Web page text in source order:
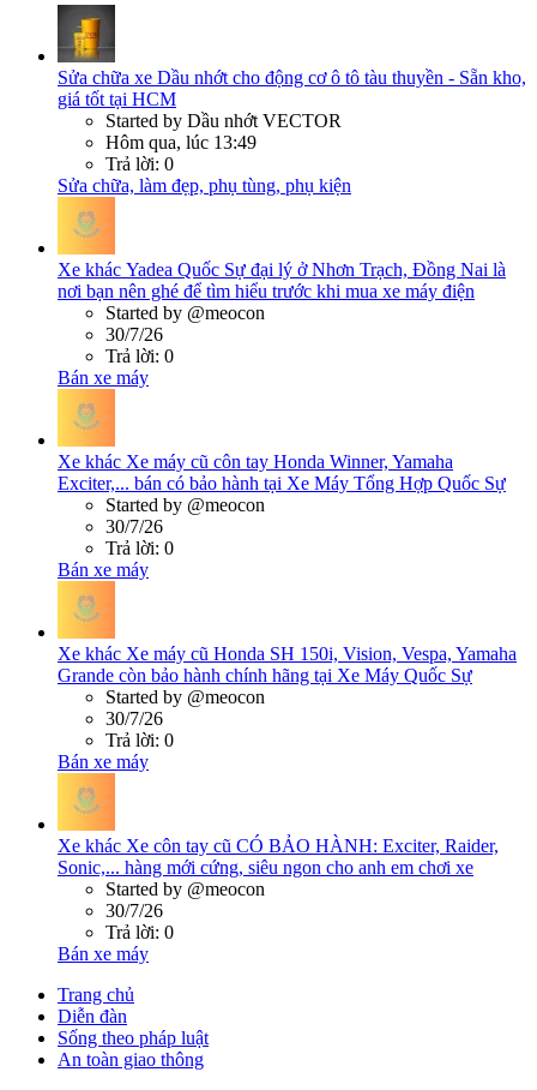
Sửa chữa xe Dầu nhớt cho động cơ ô tô tàu thuyền - Sẵn kho,
giá tốt tại HCM
Started by Dầu nhớt VECTOR
Hôm qua, lúc 13:49
Trả lời: 0
Sửa chữa, làm đẹp, phụ tùng, phụ kiện
Xe khác Yadea Quốc Sự đại lý ở Nhơn Trạch, Đồng Nai là
nơi bạn nên ghé để tìm hiểu trước khi mua xe máy điện
Started by @meocon
30/7/26
Trả lời: 0
Bán xe máy
Xe khác Xe máy cũ côn tay Honda Winner, Yamaha
Exciter,... bán có bảo hành tại Xe Máy Tổng Hợp Quốc Sự
Started by @meocon
30/7/26
Trả lời: 0
Bán xe máy
Xe khác Xe máy cũ Honda SH 150i, Vision, Vespa, Yamaha
Grande còn bảo hành chính hãng tại Xe Máy Quốc Sự
Started by @meocon
30/7/26
Trả lời: 0
Bán xe máy
Xe khác Xe côn tay cũ CÓ BẢO HÀNH: Exciter, Raider,
Sonic,... hàng mới cứng, siêu ngon cho anh em chơi xe
Started by @meocon
30/7/26
Trả lời: 0
Bán xe máy
Trang chủ
Diễn đàn
Sống theo pháp luật
An toàn giao thông